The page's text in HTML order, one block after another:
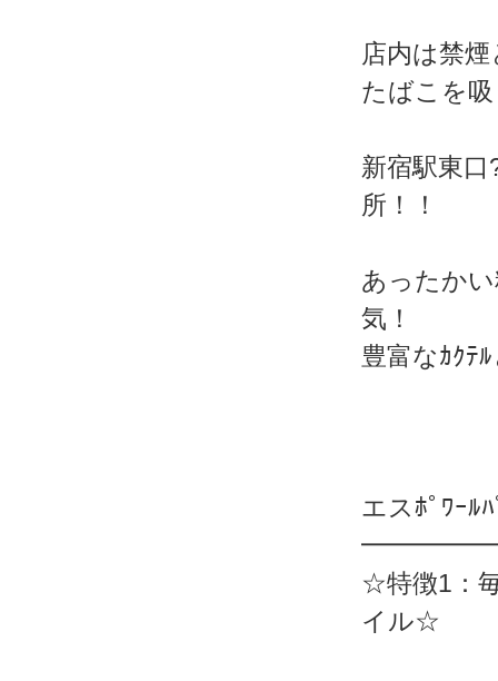
店内は禁
たばこを
新宿駅東
所！！
あったか
気！
豊富なｶｸﾃ
エスﾎﾟﾜｰﾙ
☆特徴1：
イル☆